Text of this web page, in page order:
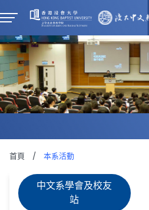
首頁 / 本系活動
中文系學會及校友
站